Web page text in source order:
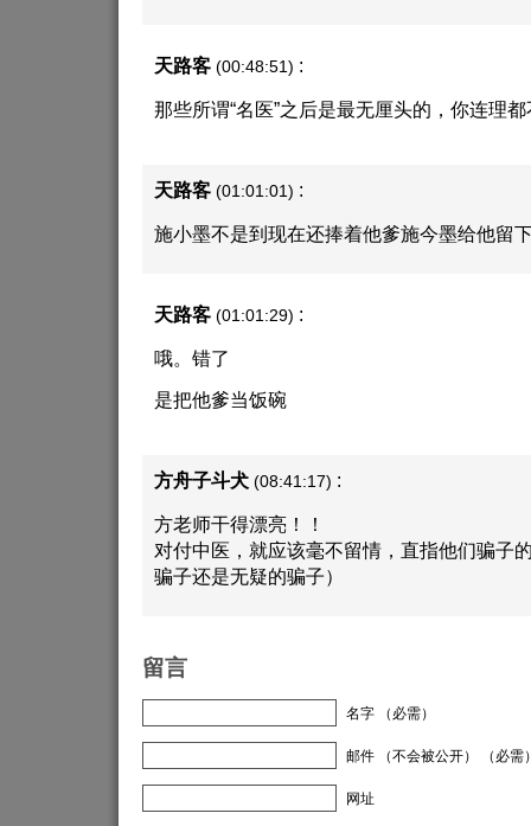
天路客 (00:48:51) :
那些所谓“名医”之后是最无厘头的，你连理
天路客 (01:01:01) :
施小墨不是到现在还捧着他爹施今墨给他留
天路客 (01:01:29) :
哦。错了
是把他爹当饭碗
方舟子斗犬 (08:41:17) :
方老师干得漂亮！！
对付中医，就应该毫不留情，直指他们骗子
骗子还是无疑的骗子）
留言
名字 （必需）
邮件 （不会被公开） （必需
网址